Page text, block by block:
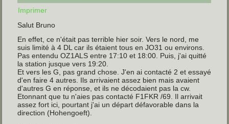
Imprimer
Salut Bruno
En effet, ce n'était pas terrible hier soir. Vers le nord, me
suis limité à 4 DL car ils étaient tous en JO31 ou environs.
Pas entendu OZ1ALS entre 17:10 et 18:00. Puis, j'ai quitté
la station jusque vers 19:20.
Et vers les G, pas grand chose. J'en ai contacté 2 et essayé
d'en faire 4 autres. Ils arrivaient assez bien mais avaient
d'autres G en réponse, et ils ne décodaient pas la cw.
Etonnant que tu n'aies pas contacté F1FKR /69. Il arrivait
assez fort ici, pourtant j'ai un départ défavorable dans la
direction (Hohengoeft).